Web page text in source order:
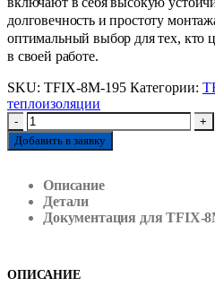
долговечность и простоту
оптимальный выбор для тех, кто
в своей работе.
SKU: TFIX-8M-195 Категории:
теплоизоляции
-
+
Добавить в заявку
Описание
Детали
Документация для TFIX-
ОПИСАНИЕ